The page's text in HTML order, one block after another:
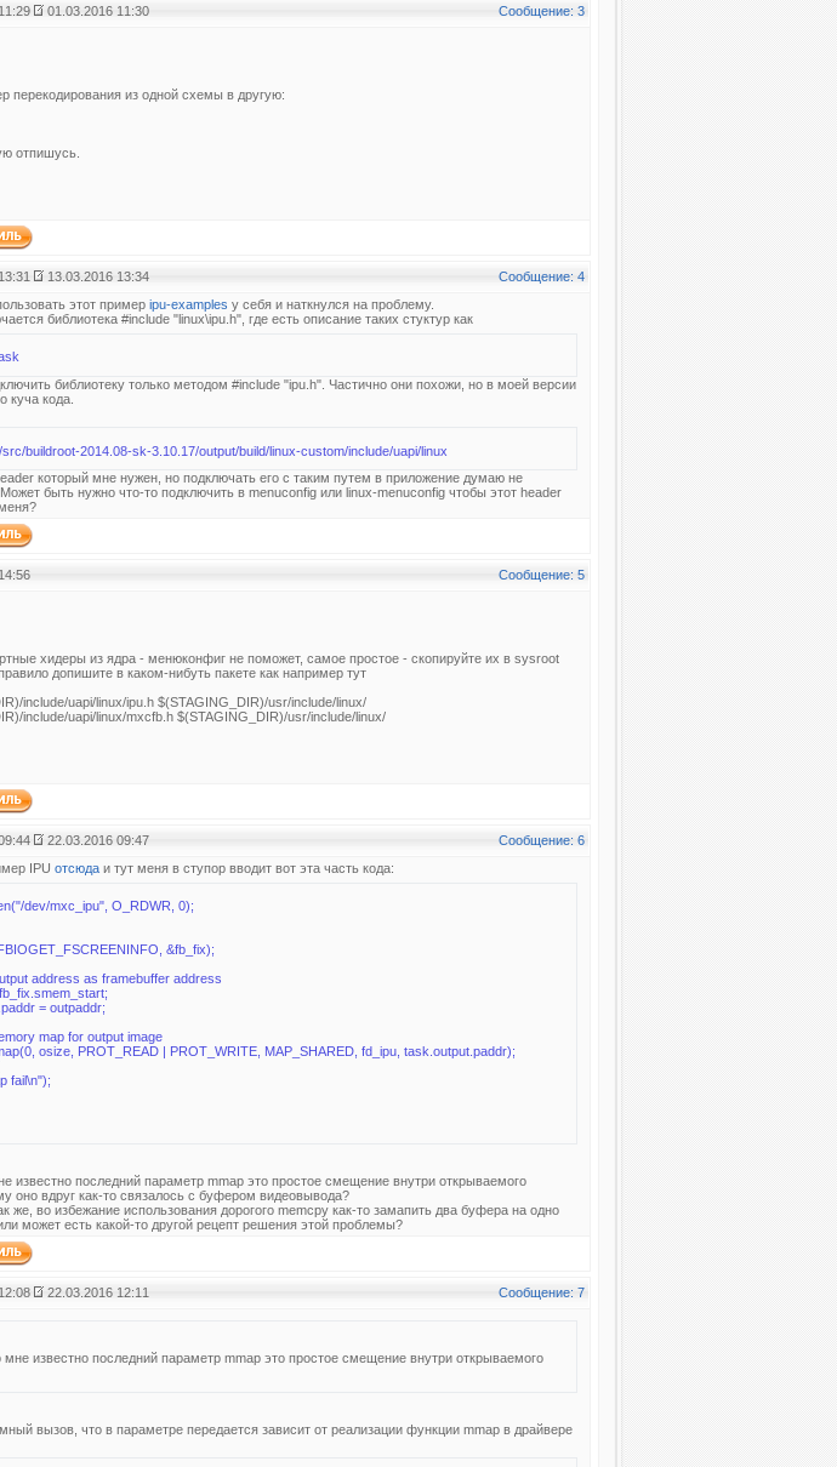
01.03.2016 11:30 Сообщение: 3
перекодирования из одной схемы в другую:
отпишусь.
13.03.2016 13:34 Сообщение: 4
этот пример ipu-examples у себя и наткнулся на проблему.
библиотека #include "linux\ipu.h", где есть описание таких стуктур как
библиотеку только методом #include "ipu.h". Частично они похожи, но в моей версии
куча кода.
buildroot-2014.08-sk-3.10.17/output/build/linux-custom/include/uapi/linux
который мне нужен, но подключать его с таким путем в приложение думаю не
быть нужно что-то подключить в menuconfig или linux-menuconfig чтобы этот header
Сообщение: 5
хидеры из ядра - менюконфиг не поможет, самое простое - скопируйте их в sysroot
допишите в каком-нибуть пакете как например тут
include/uapi/linux/ipu.h $(STAGING_DIR)/usr/include/linux/
include/uapi/linux/mxcfb.h $(STAGING_DIR)/usr/include/linux/
22.03.2016 09:47 Сообщение: 6
IPU отсюда и тут меня в ступор вводит вот эта часть кода:
dev/mxc_ipu", O_RDWR, 0);
&fb_fix);
address as framebuffer address
= outpaddr;
map for output image
osize, PROT_READ | PROT_WRITE, MAP_SHARED, fd_ipu, task.output.paddr);
fail\n");
известно последний параметр mmap это простое смещение внутри открываемого
оно вдруг как-то связалось с буфером видеовывода?
же, во избежание использования дорогого memcpy как-то замапить два буфера на одно
может есть какой-то другой рецепт решения этой проблемы?
22.03.2016 12:11 Сообщение: 7
мне известно последний параметр mmap это простое смещение внутри открываемого
вызов, что в параметре передается зависит от реализации функции mmap в драйвере